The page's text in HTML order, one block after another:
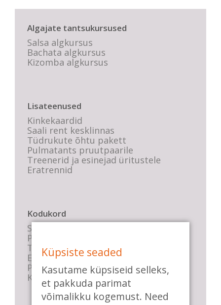
Algajate tantsukursused
Salsa algkursus
Bachata algkursus
Kizomba algkursus
Lisateenused
Kinkekaardid
Saali rent kesklinnas
Tüdrukute õhtu pakett
Pulmatants pruutpaarile
Treenerid ja esinejad üritustele
Eratrennid
Kodukord
Stuudio sisekord
Privaatsustingimused
Tasemete kirjeldused
E-poe tingimused
Parkimise info
KKK
Küpsiste seaded
Kasutame küpsiseid selleks,
et pakkuda parimat
võimalikku kogemust. Need